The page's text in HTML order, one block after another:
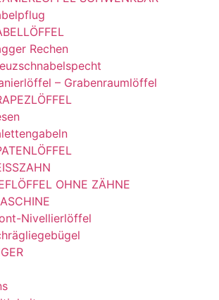
Rechen
– Grabenraumlöffel
OHNE ZÄHNE
Nivellierlöffel